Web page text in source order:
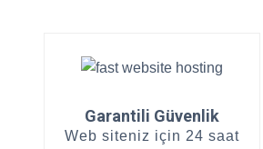
Garantili Güvenlik
Web siteniz için 24 saat